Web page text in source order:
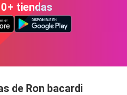
tiendas
de Ron bacardi